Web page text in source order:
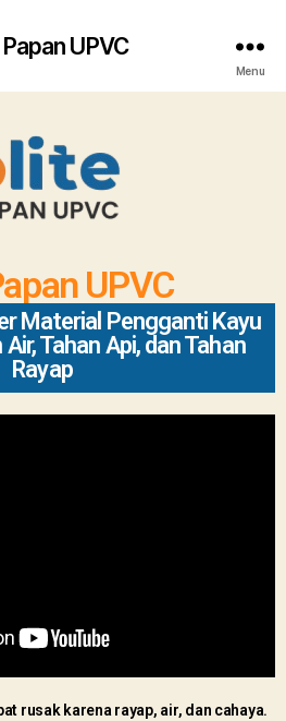
UPVC
Menu
UPVC
Material Pengganti Kayu
Tahan Api, dan Tahan
Rayap
rusak karena rayap, air, dan cahaya.